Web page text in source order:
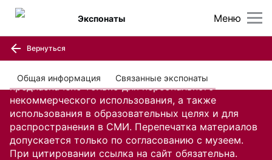
Содержание настоящего сайта, включая все
изображения и текстовую информацию,
предназначено только для персонального
некоммерческого использования, а также
использования в образовательных целях и для
распространения в СМИ. Перепечатка материалов
допускается только по согласованию с музеем.
При цитировании ссылка на сайт обязательна.
Меню
Экспонаты
Вернуться
Общая информация Связанные экспонаты